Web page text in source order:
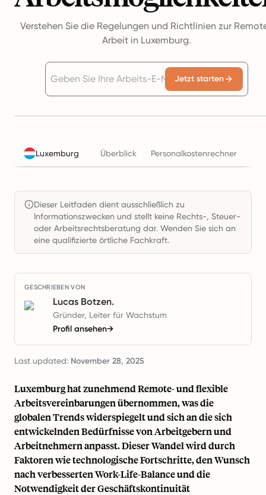
Verstehen Sie die Regelungen und Richtlinien zur
Arbeit in Luxemburg.
Jetzt starten
Luxemburg Überblick Personalkostenrechner
Dieser Leitfaden dient ausschließlich zu
Informationszwecken und stellt keine Rechts-, Steuer-
oder Arbeitsrechtsberatung dar. Wenden Sie sich an
eine qualifizierte örtliche Fachkraft.
GESCHRIEBEN VON
Lucas Botzen.
Gründer, Leiter für Wachstum
Profil ansehen→
Last updated: November 28, 2025
Luxemburg hat zunehmend Remote- und flexible
Arbeitsvereinbarungen übernommen, was die
globalen Trends widerspiegelt und sich an die sich
entwickelnden Bedürfnisse von Arbeitgebern und
Arbeitnehmern anpasst. Dieser Wandel wird durch
Faktoren wie technologische Fortschritte, den Wunsch
nach verbesserten Work-Life-Balance und die
Notwendigkeit der Geschäftskontinuität